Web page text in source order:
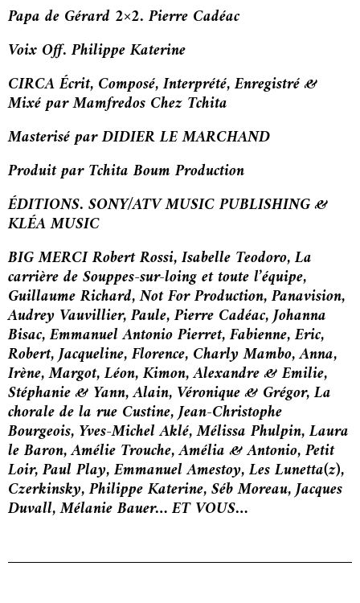
Papa de Gérard 2×2. Pierre Cadéac
Voix Off. Philippe Katerine
CIRCA Écrit, Composé, Interprété, Enregistré &
Mixé par Mamfredos Chez Tchita
Masterisé parDIDIER LE MARCHAND
Produit par Tchita Boum Production
ÉDITIONS. SONY/ATV MUSIC PUBLISHING &
KLÉA MUSIC
BIG MERCI Robert Rossi, Isabelle Teodoro, La
carrière de Souppes-sur-loing et toute l’équipe,
Guillaume Richard, Not For Production, Panavision,
Audrey Vauvillier, Paule, Pierre Cadéac, Johanna
Bisac, Emmanuel Antonio Pierret, Fabienne, Eric,
Robert, Jacqueline, Florence, Charly Mambo, Anna,
Irène, Margot, Léon, Kimon, Alexandre & Emilie,
Stéphanie & Yann, Alain, Véronique & Grégor, La
chorale de la rue Custine, Jean-Christophe
Bourgeois, Yves-Michel Aklé, Mélissa Phulpin, Laura
le Baron, Amélie Trouche, Amélia & Antonio, Petit
Loir, Paul Play, Emmanuel Amestoy, Les Lunetta(z),
Czerkinsky, Philippe Katerine, Séb Moreau, Jacques
Duvall, Mélanie Bauer… ET VOUS…